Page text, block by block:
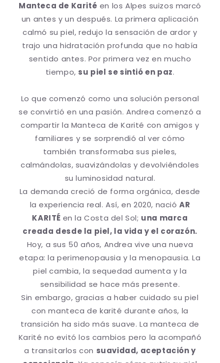
Manteca de Karité en los Alpes suizos marcó
un antes y un después. La primera aplicación
calmó su piel, redujo la sensación de ardor y
trajo una hidratación profunda que no había
sentido antes. Por primera vez en mucho
tiempo, su piel se sintió en paz.
Lo que comenzó como una solución personal
se convirtió en una pasión. Andrea comenzó a
compartir la Manteca de Karité con amigos y
familiares y se sorprendió al ver cómo
también transformaba sus pieles,
calmándolas, suavizándolas y devolviéndoles
su luminosidad natural.
La demanda creció de forma orgánica, desde
la experiencia real. Así, en 2020, nacióAR
KARITÉ en la Costa del Sol; una marca
creada desde la piel, la vida y el corazón.
Hoy, a sus 50 años, Andrea vive una nueva
etapa: la perimenopausia y la menopausia. La
piel cambia, la sequedad aumenta y la
sensibilidad se hace más presente.
Sin embargo, gracias a haber cuidado su piel
con manteca de karité durante años, la
transición ha sido más suave. La manteca de
Karité no evitó los cambios pero la acompañó
a transitarlos con suavidad, aceptación y